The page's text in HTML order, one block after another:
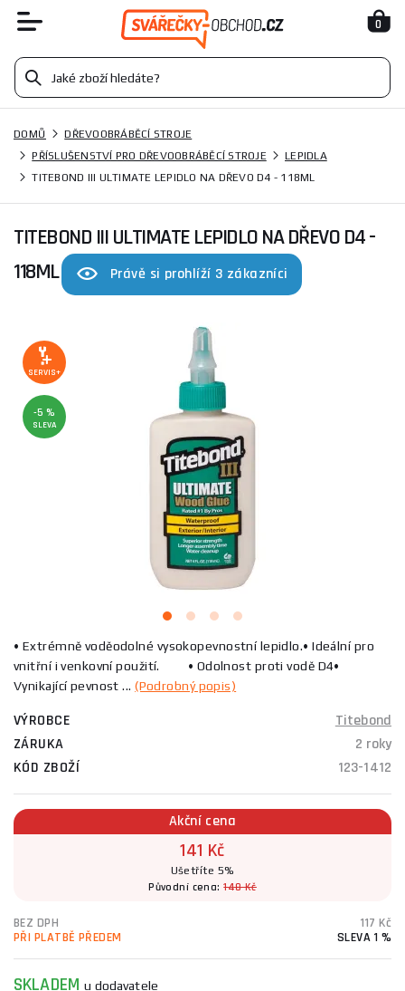
0
DOMŮ
DŘEVOOBRÁBĚCÍ STROJE
PŘÍSLUŠENSTVÍ PRO DŘEVOOBRÁBĚCÍ STROJE
LEPIDLA
TITEBOND III ULTIMATE LEPIDLO NA DŘEVO D4 - 118ML
TITEBOND III ULTIMATE LEPIDLO NA DŘEVO D4 -
118ML
Právě si prohlíží 3 zákazníci
SERVIS+
-5 %
SLEVA
• Extrémně voděodolné vysokopevnostní lepidlo.• Ideální pro
vnitřní i venkovní použití. • Odolnost proti vodě D4•
Vynikající pevnost ...(Podrobný popis)
VÝROBCE
Titebond
ZÁRUKA
2 roky
KÓD ZBOŽÍ
123-1412
Akční cena
141 Kč
Ušetříte 5%
Původní cena:148 Kč
BEZ DPH
117 Kč
PŘI PLATBĚ PŘEDEM
SLEVA 1 %
SKLADEMu dodavatele